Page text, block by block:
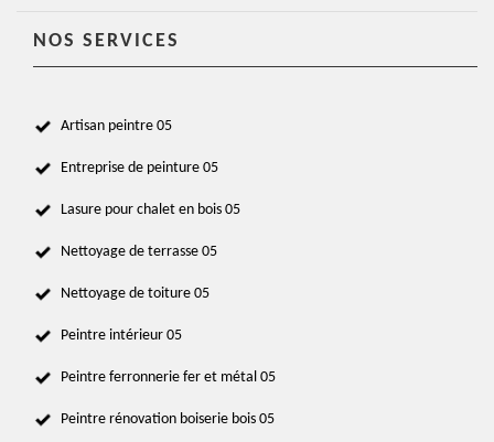
NOS SERVICES
Artisan peintre 05
Entreprise de peinture 05
Lasure pour chalet en bois 05
Nettoyage de terrasse 05
Nettoyage de toiture 05
Peintre intérieur 05
Peintre ferronnerie fer et métal 05
Peintre rénovation boiserie bois 05